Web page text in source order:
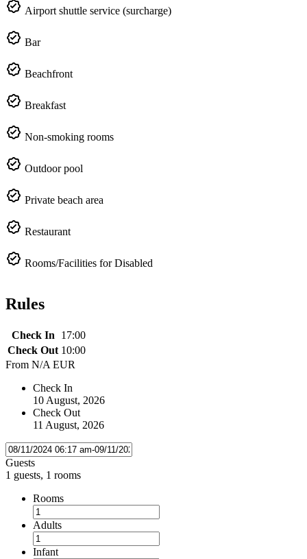
Airport shuttle service (surcharge)
Bar
Beachfront
Breakfast
Non-smoking rooms
Outdoor pool
Private beach area
Restaurant
Rooms/Facilities for Disabled
Rules
Check In
17:00
Check Out 10:00
From N/A EUR
Check In
10 August, 2026
Check Out
11 August, 2026
Guests
1 guests, 1 rooms
Rooms
Adults
Infant